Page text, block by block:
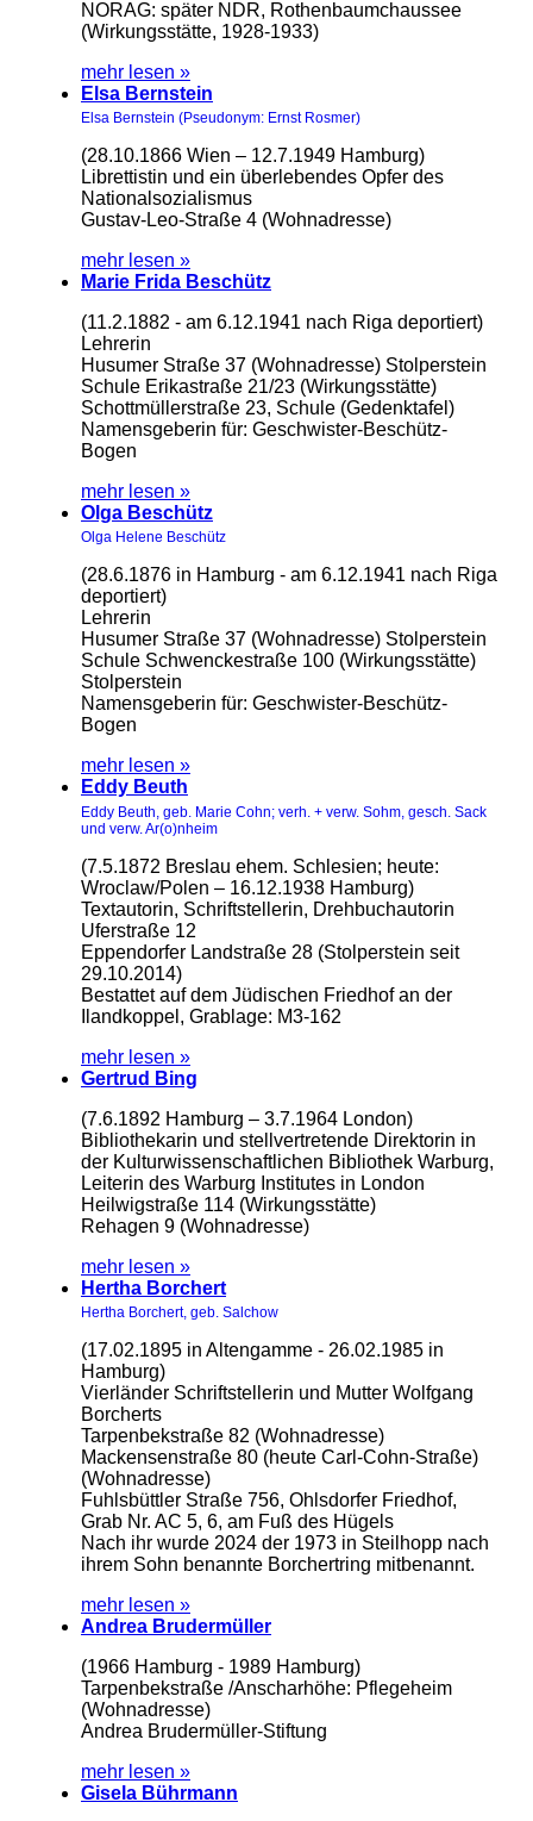
NORAG: später NDR, Rothenbaumchaussee
(Wirkungsstätte, 1928-1933)
mehr lesen »
Elsa Bernstein
Elsa Bernstein (Pseudonym: Ernst Rosmer)
(28.10.1866 Wien – 12.7.1949 Hamburg)
Librettistin und ein überlebendes Opfer des
Nationalsozialismus
Gustav-Leo-Straße 4 (Wohnadresse)
mehr lesen »
Marie Frida Beschütz
(11.2.1882 - am 6.12.1941 nach Riga deportiert)
Lehrerin
Husumer Straße 37 (Wohnadresse) Stolperstein
Schule Erikastraße 21/23 (Wirkungsstätte)
Schottmüllerstraße 23, Schule (Gedenktafel)
Namensgeberin für: Geschwister-Beschütz-
Bogen
mehr lesen »
Olga Beschütz
Olga Helene Beschütz
(28.6.1876 in Hamburg - am 6.12.1941 nach Riga
deportiert)
Lehrerin
Husumer Straße 37 (Wohnadresse) Stolperstein
Schule Schwenckestraße 100 (Wirkungsstätte)
Stolperstein
Namensgeberin für: Geschwister-Beschütz-
Bogen
mehr lesen »
Eddy Beuth
Eddy Beuth, geb. Marie Cohn; verh. + verw. Sohm, gesch. Sack
und verw. Ar(o)nheim
(7.5.1872 Breslau ehem. Schlesien; heute:
Wroclaw/Polen – 16.12.1938 Hamburg)
Textautorin, Schriftstellerin, Drehbuchautorin
Uferstraße 12
Eppendorfer Landstraße 28 (Stolperstein seit
29.10.2014)
Bestattet auf dem Jüdischen Friedhof an der
Ilandkoppel, Grablage: M3-162
mehr lesen »
Gertrud Bing
(7.6.1892 Hamburg – 3.7.1964 London)
Bibliothekarin und stellvertretende Direktorin in
der Kulturwissenschaftlichen Bibliothek Warburg,
Leiterin des Warburg Institutes in London
Heilwigstraße 114 (Wirkungsstätte)
Rehagen 9 (Wohnadresse)
mehr lesen »
Hertha Borchert
Hertha Borchert, geb. Salchow
(17.02.1895 in Altengamme - 26.02.1985 in
Hamburg)
Vierländer Schriftstellerin und Mutter Wolfgang
Borcherts
Tarpenbekstraße 82 (Wohnadresse)
Mackensenstraße 80 (heute Carl-Cohn-Straße)
(Wohnadresse)
Fuhlsbüttler Straße 756, Ohlsdorfer Friedhof,
Grab Nr. AC 5, 6, am Fuß des Hügels
Nach ihr wurde 2024 der 1973 in Steilhopp nach
ihrem Sohn benannte Borchertring mitbenannt.
mehr lesen »
Andrea Brudermüller
(1966 Hamburg - 1989 Hamburg)
Tarpenbekstraße /Anscharhöhe: Pflegeheim
(Wohnadresse)
Andrea Brudermüller-Stiftung
mehr lesen »
Gisela Bührmann